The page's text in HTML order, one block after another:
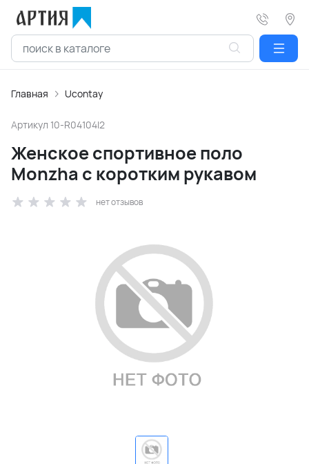
Главная Ucontay
Артикул 10-R04104I2
Женское спортивное поло
Monzha с коротким рукавом
нет отзывов